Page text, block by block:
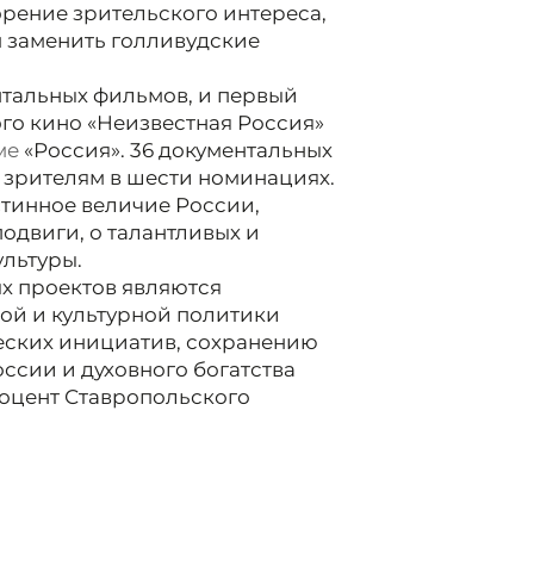
зрительского интереса,
голливудские
фильмов, и первый
кино «Неизвестная Россия»
«Россия». 36 документальных
в шести номинациях.
величие России,
о талантливых и
проектов являются
и культурной политики
инициатив, сохранению
и духовного богатства
Ставропольского